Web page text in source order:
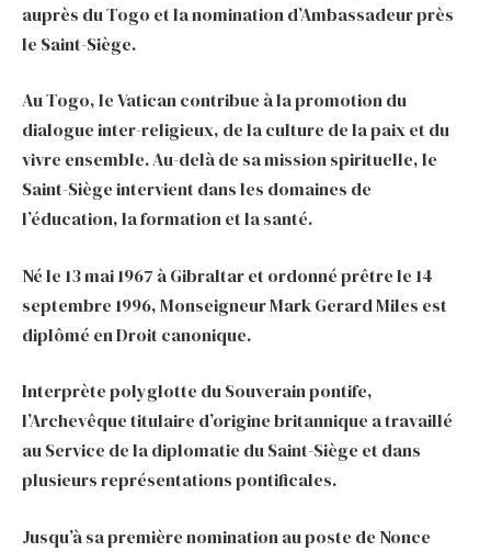
auprès du Togo et la nomination d’Ambassadeur près
le Saint-Siège.
Au Togo, le Vatican contribue à la promotion du
dialogue inter-religieux, de la culture de la paix et du
vivre ensemble. Au-delà de sa mission spirituelle, le
Saint-Siège intervient dans les domaines de
l’éducation, la formation et la santé.
Né le 13 mai 1967 à Gibraltar et ordonné prêtre le 14
septembre 1996, Monseigneur Mark Gerard Miles est
diplômé en Droit canonique.
Interprète polyglotte du Souverain pontife,
l’Archevêque titulaire d’origine britannique a travaillé
au Service de la diplomatie du Saint-Siège et dans
plusieurs représentations pontificales.
Jusqu’à sa première nomination au poste de Nonce